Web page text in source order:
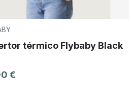
térmico Flybaby Black
€